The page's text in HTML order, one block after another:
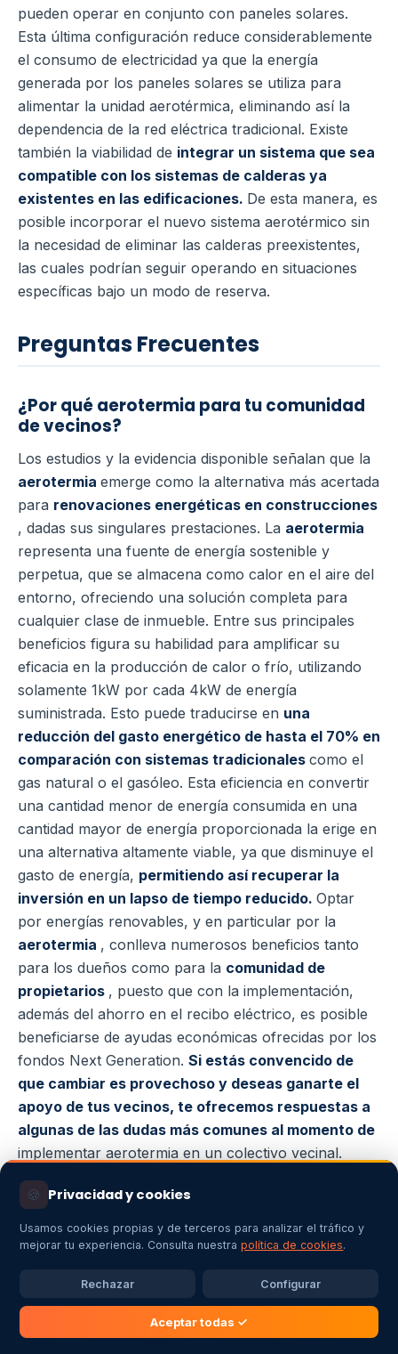
pueden operar en conjunto con paneles solares.
Esta última configuración reduce considerablemente
el consumo de electricidad ya que la energía
generada por los paneles solares se utiliza para
alimentar la unidad aerotérmica, eliminando así la
dependencia de la red eléctrica tradicional. Existe
también la viabilidad de integrar un sistema que sea
compatible con los sistemas de calderas ya
existentes en las edificaciones. De esta manera, es
posible incorporar el nuevo sistema aerotérmico sin
la necesidad de eliminar las calderas preexistentes,
las cuales podrían seguir operando en situaciones
específicas bajo un modo de reserva.
Preguntas Frecuentes
¿Por qué aerotermia para tu comunidad
de vecinos?
Los estudios y la evidencia disponible señalan que la
aerotermia emerge como la alternativa más acertada
para renovaciones energéticas en construcciones
, dadas sus singulares prestaciones. La aerotermia
representa una fuente de energía sostenible y
perpetua, que se almacena como calor en el aire del
entorno, ofreciendo una solución completa para
cualquier clase de inmueble. Entre sus principales
beneficios figura su habilidad para amplificar su
eficacia en la producción de calor o frío, utilizando
solamente 1kW por cada 4kW de energía
suministrada. Esto puede traducirse en una
reducción del gasto energético de hasta el 70% en
comparación con sistemas tradicionales como el
gas natural o el gasóleo. Esta eficiencia en convertir
una cantidad menor de energía consumida en una
cantidad mayor de energía proporcionada la erige en
una alternativa altamente viable, ya que disminuye el
gasto de energía, permitiendo así recuperar la
inversión en un lapso de tiempo reducido. Optar
por energías renovables, y en particular por la
aerotermia , conlleva numerosos beneficios tanto
para los dueños como para la comunidad de
propietarios , puesto que con la implementación,
además del ahorro en el recibo eléctrico, es posible
beneficiarse de ayudas económicas ofrecidas por los
fondos Next Generation. Si estás convencido de
que cambiar es provechoso y deseas ganarte el
apoyo de tus vecinos, te ofrecemos respuestas a
algunas de las dudas más comunes al momento de
implementar aerotermia en un colectivo vecinal.
¿Qué necesitamos antes de la instalación
de aerotermia?
Cuando se piensa en
implementar sistemas de
aerotermia en edificios como parte de una
rehabilitación energética, es crucial llevar a cabo
Es esencial identificar y examinar
🍪 Privacidad y cookies
Usamos cookies propias y de terceros para analizar el tráfico y
mejorar tu experiencia. Consulta nuestrapolítica de cookies.
Rechazar Configurar
Aceptar todas ✓